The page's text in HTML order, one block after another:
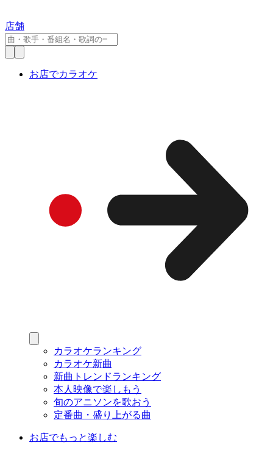
店舗
お店でカラオケ
カラオケランキング
カラオケ新曲
新曲トレンドランキング
本人映像で楽しもう
旬のアニソンを歌おう
定番曲・盛り上がる曲
お店でもっと楽しむ